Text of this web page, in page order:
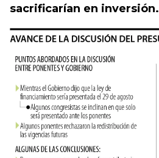
sacrificarían en inversión.